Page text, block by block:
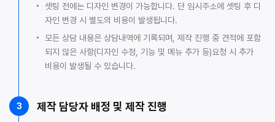
셋팅 전에는 디자인 변경이 가능합니다. 단 임시주소에 셋팅 후 디
자인 변경 시 별도의 비용이 발생됩니다.
모든 상담 내용은 상담내역에 기록되며, 제작 진행 중 견적에 포함
되지 않은 사항(디자인 수정, 기능 및 메뉴 추가 등)요청 시 추가
비용이 발생될 수 있습니다.
3 제작 담당자 배정 및 제작 진행